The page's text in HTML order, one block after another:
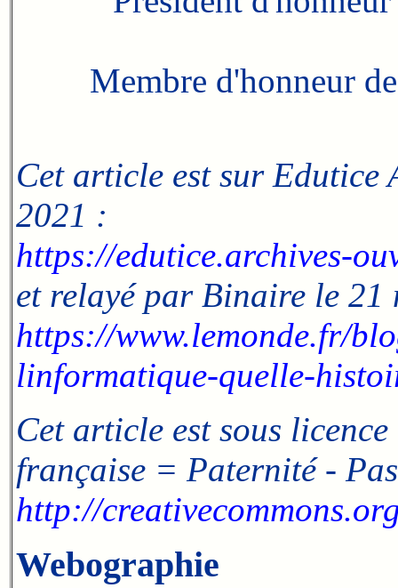
Membre d'honneur
Cet article est sur Edutice
2021 :
https://edutice.archives-
et relayé par Binaire le 21
https://www.lemonde.fr/
linformatique-quelle-
Cet article est sous licence
française = Paternité -
http://
Webographie